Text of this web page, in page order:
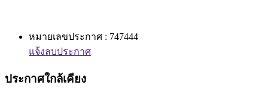
หมายเลขประกาศ : 747444
แจ้งลบประกาศ
ประกาศใกล้เคียง